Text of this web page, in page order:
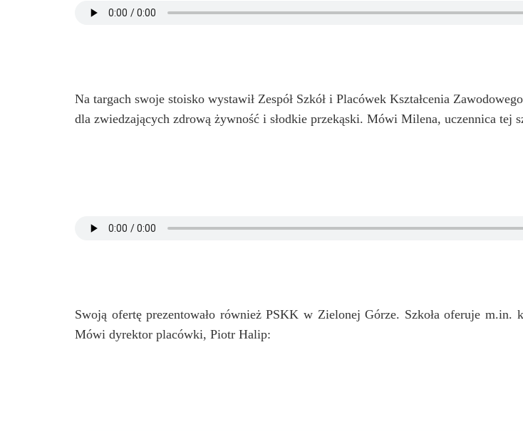
Na targach swoje stoisko wystawił Zespół Szkół i Placówek Kształcenia
dla zwiedzających zdrową żywność i słodkie przekąski. Mówi Milena, uczennica tej
Swoją ofertę prezentowało również PSKK w Zielonej Górze. Szkoła oferuje m.in.
Mówi dyrektor placówki, Piotr Halip: